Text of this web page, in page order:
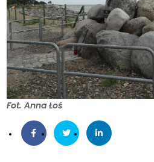
Fot. Anna Łoś